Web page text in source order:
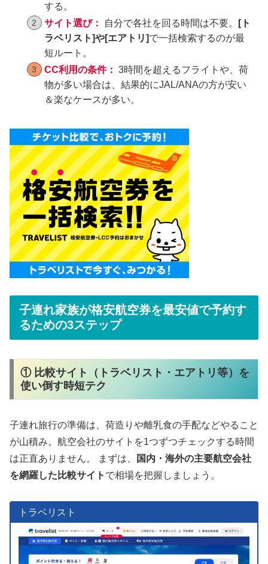
する。
サイト選び：
自分で各社を回る時間は不要。
[ト
ラベリスト]や[エアトリ]で一括検索するのが最
短ルート。
CC利用の条件： 3時間を超えるフライトや、荷
物が多い場合は、結果的にJAL/ANAの方が安い
＆楽なケースが多い。
子連れ家族が格安航空券を最安値で予約す
るための3ステップ
① 比較サイト（トラベリスト・エアトリ等）を
使い倒す時短テク
子連れ旅行の準備は、荷造りや離乳食の手配などやること
が山積み。航空会社のサイトを1つずつチェックする時間
は正直ありません。 まずは、
国内・海外の主要航空会社
を網羅した比較サイト で相場を把握しましょう。
トラベリスト